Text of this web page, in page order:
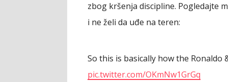
zbog kršenja discipline. Pogledajte
i ne želi da uđe na teren:
So this is basically how the
pic.twitter.com/OKmNw1GrGq